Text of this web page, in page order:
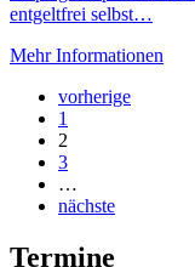
entgeltfrei selbst…
Mehr Informationen
vorherige
1
2
3
…
nächste
Termine